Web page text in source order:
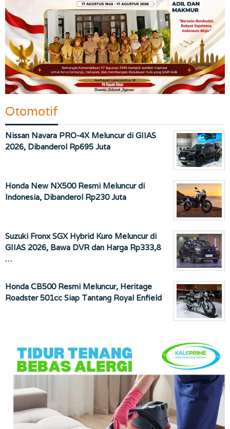
Otomotif
Nissan Navara PRO-4X Meluncur di GIIAS
2026, Dibanderol Rp695 Juta
Honda New NX500 Resmi Meluncur di
Indonesia, Dibanderol Rp230 Juta
Suzuki Fronx SGX Hybrid Kuro Meluncur di
GIIAS 2026, Bawa DVR dan Harga Rp333,8
…
Honda CB500 Resmi Meluncur, Heritage
Roadster 501cc Siap Tantang Royal Enfield